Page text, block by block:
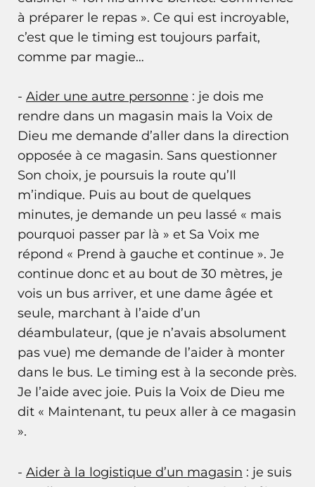
à préparer le repas ». Ce qui est incroyable,
c’est que le timing est toujours parfait,
comme par magie…
- Aider une autre personne : je dois me
rendre dans un magasin mais la Voix de
Dieu me demande d’aller dans la direction
opposée à ce magasin. Sans questionner
Son choix, je poursuis la route qu’Il
m’indique. Puis au bout de quelques
minutes, je demande un peu lassé « mais
pourquoi passer par là » et Sa Voix me
répond « Prend à gauche et continue ». Je
continue donc et au bout de 30 mètres, je
vois un bus arriver, et une dame âgée et
seule, marchant à l’aide d’un
déambulateur, (que je n’avais absolument
pas vue) me demande de l’aider à monter
dans le bus. Le timing est à la seconde près.
Je l’aide avec joie. Puis la Voix de Dieu me
dit « Maintenant, tu peux aller à ce magasin
».
- Aider à la logistique d’un magasin : je suis